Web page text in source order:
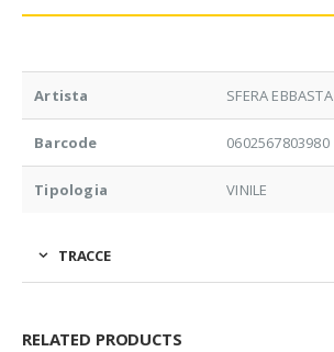
Artista SFERA EBBASTA
Barcode 0602567803980
Tipologia VINILE
TRACCE
RELATED PRODUCTS